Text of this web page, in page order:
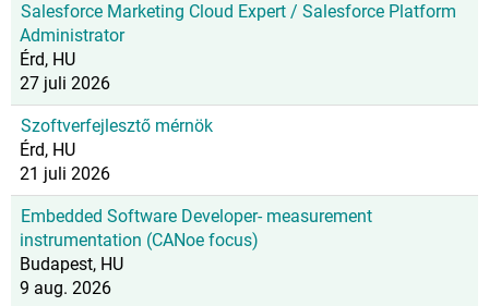
Salesforce Marketing Cloud Expert / Salesforce Platform
Administrator
Érd, HU
27 juli 2026
Szoftverfejlesztő mérnök
Érd, HU
21 juli 2026
Embedded Software Developer- measurement
instrumentation (CANoe focus)
Budapest, HU
9 aug. 2026